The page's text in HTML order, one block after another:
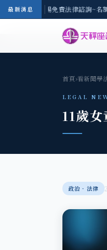
最新消息
-8/3(一) 現場免費法律諮詢~名
首頁›看新聞學
LEGAL
11歲
政治‧法律